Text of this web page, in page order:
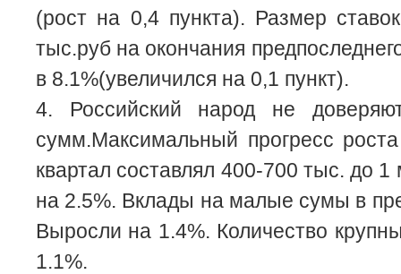
(рост на 0,4 пункта). Размер
тыс.руб на окончания
в 8.1%(увеличился на 0,1 пункт).
4. Российский народ не
сумм.Максимальный прогресс
квартал составлял 400-700 тыс. до
на 2.5%. Вклады на малые сумы в
Выросли на 1.4%. Количество
1.1%.